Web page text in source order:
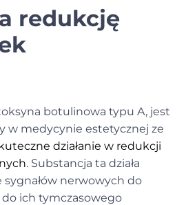
redukcję
botulinowa typu A, jest
w medycynie estetycznej ze
działanie w redukcji
. Substancja ta działa
nerwowych do
ich tymczasowego